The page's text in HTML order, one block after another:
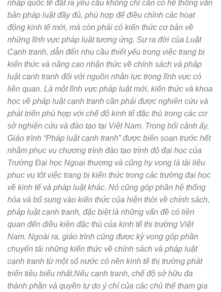
nhập quốc tế đặt ra yêu cầu không chỉ cần có hệ thống văn
bản pháp luật đầy đủ, phù hợp để điều chỉnh các hoạt
động kinh tế mới, mà còn phải có kiến thức cơ bản về
những lĩnh vực pháp luật tương ứng. Sự ra đời của Luật
Cạnh tranh, dẫn đến nhu cầu thiết yếu trong việc trang bị
kiến thức và nâng cao nhận thức về chính sách và pháp
luật cạnh tranh đối với nguồn nhân lực trong lĩnh vực có
liên quan. Là một lĩnh vực pháp luật mới, kiến thức và khoa
học về pháp luật cạnh tranh cần phải được nghiên cứu và
phát triển phù hợp với chế độ kinh tế đặc thù trong các cơ
sở nghiên cứu và đào tạo tại Việt Nam. Trong bối cảnh ấy,
Giáo trình “Pháp luật cạnh tranh” được biên soạn trước hết
nhằm phục vụ chương trình đào tạo trình độ đại học của
Trường Đại học Ngoại thương và cũng hy vọng là tài liệu
phục vụ tốt việc trang bị kiến thức trong các trường đại học
về kinh tế và pháp luật khác. Nó cũng góp phần hệ thống
hóa và bổ sung vào kiến thức của hiện thời về chính sách,
pháp luật cạnh tranh, đặc biệt là những vấn đề có liên
quan đến điều kiện đặc thù của kinh tế thị trường Việt
Nam. Ngoài ra, giáo trình cũng được kỳ vọng góp phần
chuyển tải những kiến thức về chính sách và pháp luật
cạnh tranh từ một số nước có nền kinh tế thị trường phát
triển tiêu biểu nhất.Nếu cạnh tranh, chế độ sở hữu đa
thành phần và quyền tự do ý chí của các chủ thể tham gia